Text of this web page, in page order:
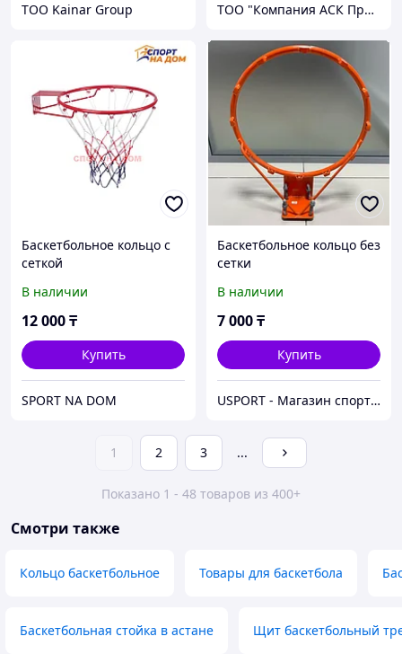
ТОО Kainar Group ТОО "Компания АСК Продукт"
Баскетбольное кольцо с
сеткой
В наличии
12 000₸
Купить
SPORT NA DOM
Баскетбольное кольцо без
сетки
В наличии
7 000₸
Купить
USPORT - Магазин спортивных товаров
1 2 3 ...
Показано 1 - 48 товаров из 400+
Смотри также
Кольцо баскетбольное Товары для баскетбола
Баскетбольная стойка в астане Щит баскетбольный